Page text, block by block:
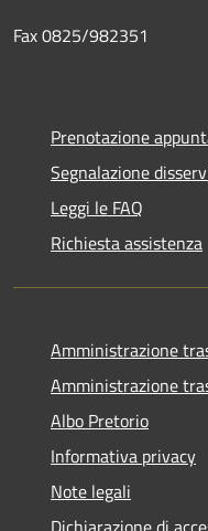
Fax 0825/982351
Prenotazione
Segnalazione
Leggi le FAQ
Richiesta assistenza
Amministrazione
Amministrazione
Albo Pretorio
Informativa privacy
Note legali